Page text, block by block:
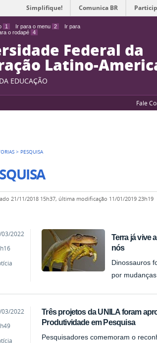
1 Ir para o menu 2
Ir para
o rodapé 4
Simplifique! Comunica BR
Federal da
Latino-
EDUCAÇÃO
Fale
> PESQUISA
21/11/2018 15h37, última modificação 11/01/2019 23h19
Terra já vive
nós
Dinossauros
por
03/2022
Três projetos da UNILA foram
Produtividade em Pesquisa
Pesquisadores comemoram o
03/2022